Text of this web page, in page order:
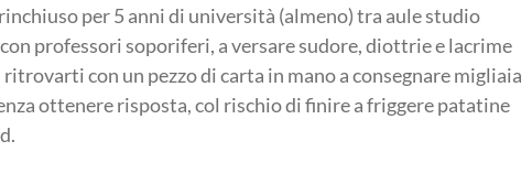
per 5 anni di università (almeno) tra aule studio
professori soporiferi, a versare sudore, diottrie e lacrime
con un pezzo di carta in mano a consegnare migliaia
ottenere risposta, col rischio di finire a friggere patatine